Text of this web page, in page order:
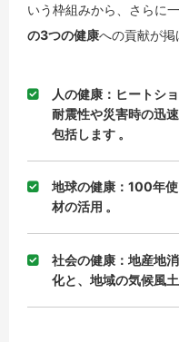
いう枠組みから、さらに
の3つの健康への貢献が掲
人の健康 ：ヒートシ
耐震性や災害時の迅
包括します 。
地球の健康 ：100年
材の活用 。
社会の健康 ：地産地
化と、地域の気候風土